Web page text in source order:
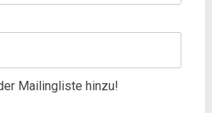
Mailingliste hinzu!